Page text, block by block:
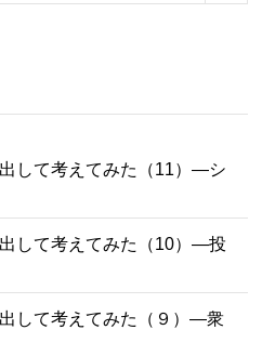
出して考えてみた（11）―シ
出して考えてみた（10）―投
出して考えてみた（９）―衆